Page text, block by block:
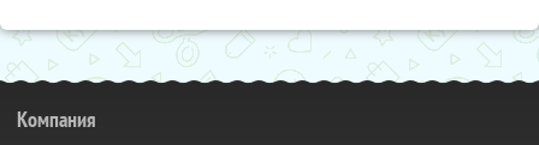
Компания